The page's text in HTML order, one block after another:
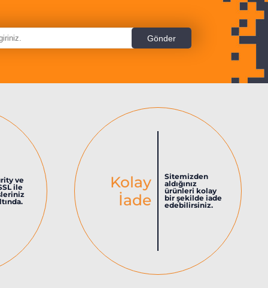
ve
ile
Kolay
İade
Sitemizden
aldığınız
ürünleri kolay
bir şekilde iade
edebilirsiniz.